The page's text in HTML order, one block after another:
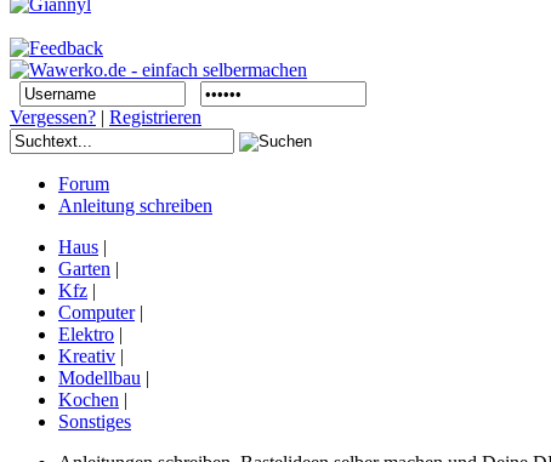
Vergessen? | Registrieren
Forum
Anleitung schreiben
Haus |
Garten |
Kfz |
Computer|
Elektro |
Kreativ |
Modellbau |
Kochen |
Sonstiges